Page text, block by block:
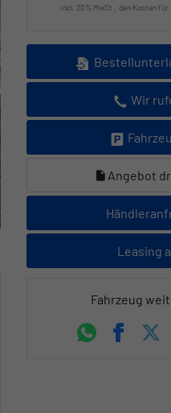
incl. 20% MwSt., den Kosten
Wir
Angebot
Leasing
Fahrzeug
WhatsappFacebook